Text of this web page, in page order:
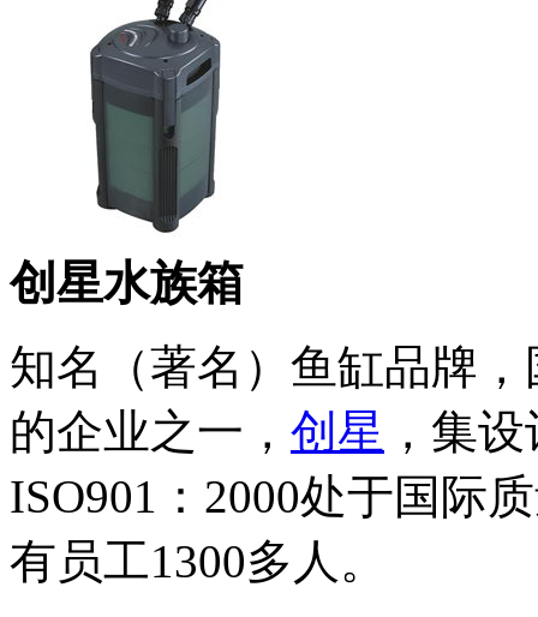
创星水族箱
知名（著名）鱼缸品牌
的企业之一， 创星 ，集
ISO901：2000处于国际
有员工1300多人。